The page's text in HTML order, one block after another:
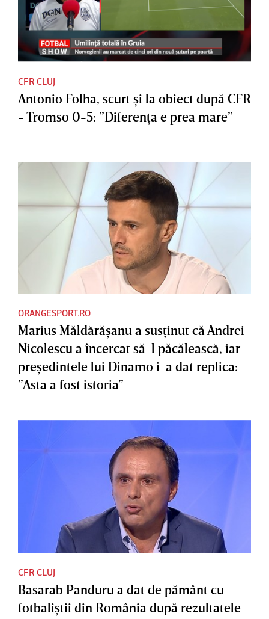
CFR CLUJ
Antonio Folha, scurt şi la obiect după CFR
- Tromso 0-5: ”Diferenţa e prea mare”
ORANGESPORT.RO
Marius Măldărăşanu a susţinut că Andrei
Nicolescu a încercat să-l păcălească, iar
preşedintele lui Dinamo i-a dat replica:
”Asta a fost istoria”
CFR CLUJ
Basarab Panduru a dat de pământ cu
fotbaliştii din România după rezultatele